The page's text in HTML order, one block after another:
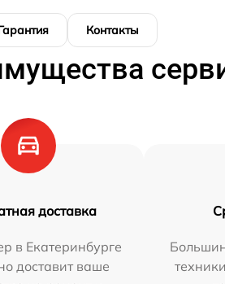
Контакты
доставка
в Екатеринбурге
доставит ваше